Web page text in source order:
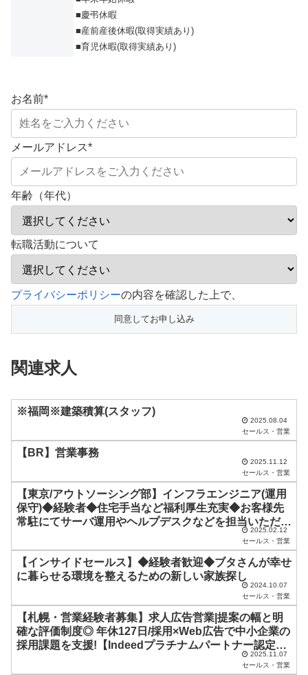
■慶弔休暇
■産前産後休暇(取得実績あり)
■育児休暇(取得実績あり)
お名前*
メールアドレス*
年齢（年代）
転職活動について
こ
フ
ー
ド
ま
に
く
だ
い
プライバシーポリシーの内容を確認した上で、
関連求人
※福岡※建築積算(スタッフ)
2025.08.04
セールス・営業
【BR】営業事務
2025.11.12
セールス・営業
【東京/アウトソーシング部】インフラエンジニア(運用
保守)◆経験者◆住宅手当など福利厚生充実◆お客様先
常駐にてサーバ運用やヘルプデスクなどを担当いただき
2025.02.12
セールス・営業
【インサイドセールス】◆経験者歓迎◆ブタさんが幸せ
に暮らせる環境を整えるための新しい家族探し
2024.10.07
セールス・営業
【札幌・営業経験者募集】求人広告営業|提案の幅と明
確な評価制度◎ 年休127日/採用×Web広告で中小企業の
採用課題を支援!【Indeedプラチナムパートナー認定企
2025.11.07
セールス・営業